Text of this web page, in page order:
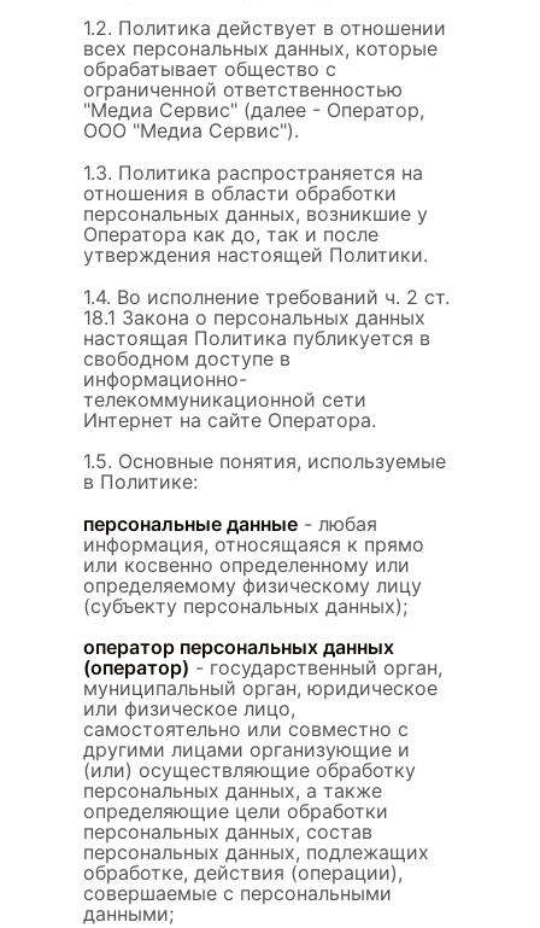
1.2. Политика действует в отношении
всех персональных данных, которые
обрабатывает общество с
ограниченной ответственностью
"Медиа Сервис" (далее - Оператор,
ООО "Медиа Сервис").
1.3. Политика распространяется на
отношения в области обработки
персональных данных, возникшие у
Оператора как до, так и после
утверждения настоящей Политики.
1.4. Во исполнение требований ч. 2 ст.
18.1 Закона о персональных данных
настоящая Политика публикуется в
свободном доступе в
информационно-
телекоммуникационной сети
Интернет на сайте Оператора.
1.5. Основные понятия, используемые
в Политике:
персональные данные - любая
информация, относящаяся к прямо
или косвенно определенному или
определяемому физическому лицу
(субъекту персональных данных);
оператор персональных данных
(оператор) - государственный орган,
муниципальный орган, юридическое
или физическое лицо,
самостоятельно или совместно с
другими лицами организующие и
(или) осуществляющие обработку
персональных данных, а также
определяющие цели обработки
персональных данных, состав
персональных данных, подлежащих
обработке, действия (операции),
совершаемые с персональными
данными;